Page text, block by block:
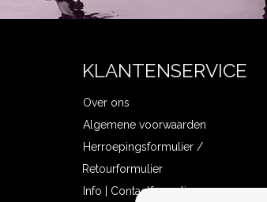
KLANTENSERVICE
Over ons
Algemene voorwaarden
Herroepingsformulier /
Retourformulier
Info | Contactformulier